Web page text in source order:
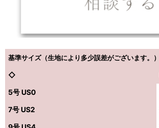
基準サイズ（生地により多少誤差がございます。）
◇
5号 US0
7号 US2